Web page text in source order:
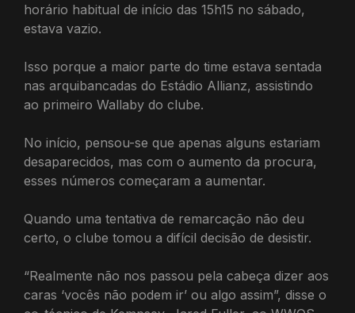
horário habitual de início das 15h15 no sábado,
estava vazio.
Isso porque a maior parte do time estava sentada
nas arquibancadas do Estádio Allianz, assistindo
ao primeiro Wallaby do clube.
No início, pensou-se que apenas alguns estariam
desaparecidos, mas com o aumento da procura,
esses números começaram a aumentar.
Quando uma tentativa de remarcação não deu
certo, o clube tomou a difícil decisão de desistir.
“Realmente não nos passou pela cabeça dizer aos
caras ‘vocês não podem ir’ ou algo assim”, disse o